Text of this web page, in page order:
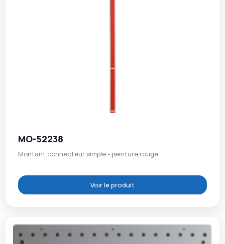
MO-52238
Montant connecteur simple - peinture rouge
Voir le produit